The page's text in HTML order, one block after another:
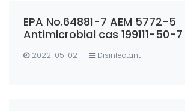
EPA No.64881-7 AEM 5772-5
Antimicrobial cas 199111-50-7
2022-05-02 Disinfectant